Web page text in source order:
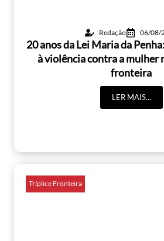
Redação 06/08/
20 anos da Lei Maria da
à violência contra a mulher
fronteira
LER MAIS...
Tríplice Fronteira